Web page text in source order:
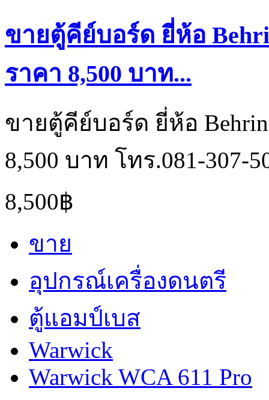
ขายตู้คีย์บอร์ด ยี่ห้อ
ราคา 8,500 บาท...
ขายตู้คีย์บอร์ด ยี่ห้อ
8,500 บาท โทร.081-307-
8,500฿
ขาย
อุปกรณ์เครื่องดนตรี
ตู้แอมป์เบส
Warwick
Warwick WCA 611 Pro